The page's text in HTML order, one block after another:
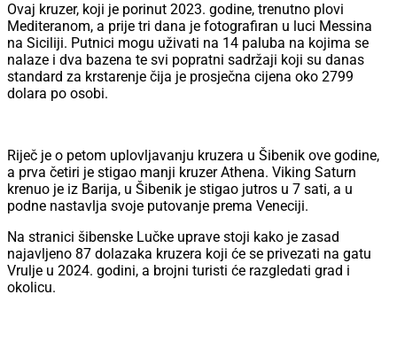
Ovaj kruzer, koji je porinut 2023. godine, trenutno plovi
Mediteranom, a prije tri dana je fotografiran u luci Messina
na Siciliji. Putnici mogu uživati na 14 paluba na kojima se
nalaze i dva bazena te svi popratni sadržaji koji su danas
standard za krstarenje čija je prosječna cijena oko 2799
dolara po osobi.
Riječ je o petom uplovljavanju kruzera u Šibenik ove godine,
a prva četiri je stigao manji kruzer Athena. Viking Saturn
krenuo je iz Barija, u Šibenik je stigao jutros u 7 sati, a u
podne nastavlja svoje putovanje prema Veneciji.
Na stranici šibenske Lučke uprave stoji kako je zasad
najavljeno 87 dolazaka kruzera koji će se privezati na gatu
Vrulje u 2024. godini, a brojni turisti će razgledati grad i
okolicu.